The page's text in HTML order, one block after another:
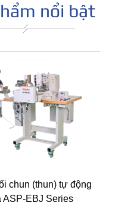
nổi bật
may móc xích nhiều
Siruba VC008 dòng V6